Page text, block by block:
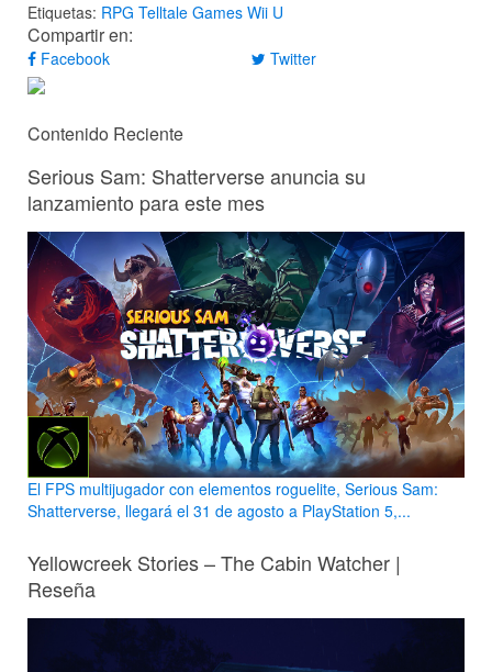
Etiquetas: RPG Telltale Games Wii U
Compartir en:
Facebook Twitter
Contenido Reciente
Serious Sam: Shatterverse anuncia su
lanzamiento para este mes
El FPS multijugador con elementos roguelite, Serious Sam:
Shatterverse, llegará el 31 de agosto a PlayStation 5,...
Yellowcreek Stories – The Cabin Watcher |
Reseña